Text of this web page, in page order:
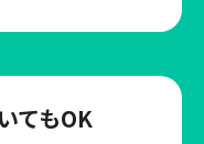
てもOK